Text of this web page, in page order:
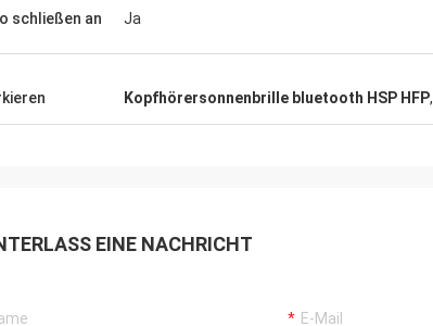
schließen an Ja
Kopfhörersonnenbrille bluetooth HSP HFP,
EINE NACHRICHT